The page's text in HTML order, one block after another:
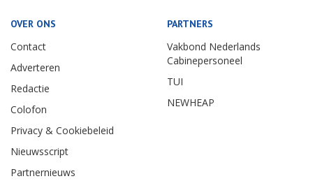
OVER ONS
Contact
Adverteren
Redactie
Colofon
Privacy & Cookiebeleid
Nieuwsscript
Partnernieuws
PARTNERS
Vakbond Nederlands
Cabinepersoneel
TUI
NEWHEAP